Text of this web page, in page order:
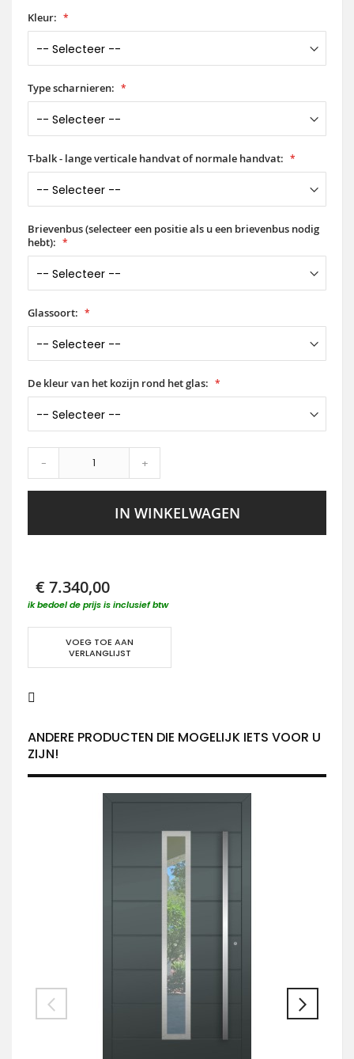
Kleur:
Type scharnieren:
T-balk - lange verticale handvat of normale handvat:
Brievenbus (selecteer een positie als u een brievenbus nodig
hebt):
Glassoort:
De kleur van het kozijn rond het glas:
- +
IN WINKELWAGEN
€ 7.340,00
ik bedoel de prijs is inclusief btw
VOEG TOE AAN
VERLANGLIJST
ANDERE PRODUCTEN DIE MOGELIJK IETS VOOR U
ZIJN!